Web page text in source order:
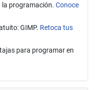
la programación. Conoce
GIMP. Retoca tus
para programar en